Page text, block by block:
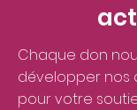
Chaque don
développer nos
pour votre